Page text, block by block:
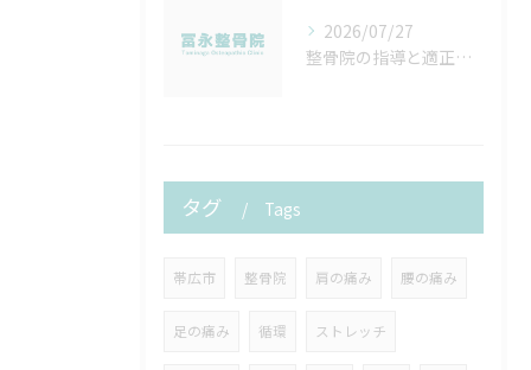
2026/07/27
整骨院の指導と適正算定を徹底するための実践ポイントと院内マニュアル作成法
タグ Tags
帯広市 整骨院 肩の痛み 腰の痛み
足の痛み 循環 ストレッチ